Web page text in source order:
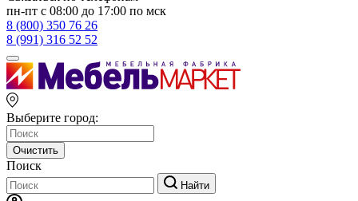
пн-пт с 08:00 до 17:00 по мск
8 (800) 350 76 26
8 (991) 316 52 52
Выберите город:
Очистить
Поиск
Найти